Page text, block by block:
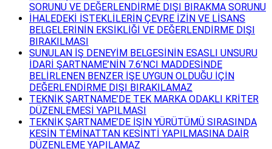
SORUNU VE DEĞERLENDİRME DIŞI BIRAKMA SORUNU
İHALEDEKİ İSTEKLİLERİN ÇEVRE İZİN VE LİSANS
BELGELERİNİN EKSİKLİĞİ VE DEĞERLENDİRME DIŞI
BIRAKILMASI
SUNULAN İŞ DENEYİM BELGESİNİN ESASLI UNSURU
İDARİ ŞARTNAME’NİN 7.6’NCI MADDESİNDE
BELİRLENEN BENZER İŞE UYGUN OLDUĞU İÇİN
DEĞERLENDİRME DIŞI BIRAKILAMAZ
TEKNİK ŞARTNAME’DE TEK MARKA ODAKLI KRİTER
DÜZENLEMESİ YAPILMASI
TEKNİK ŞARTNAME’DE İŞİN YÜRÜTÜMÜ SIRASINDA
KESİN TEMİNATTAN KESİNTİ YAPILMASINA DAİR
DÜZENLEME YAPILAMAZ